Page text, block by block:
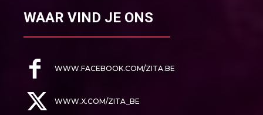
WAAR VIND JE ONS
WWW.FACEBOOK.COM/ZITA.BE
WWW.X.COM/ZITA_BE